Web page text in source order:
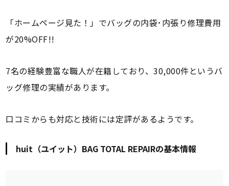
「ホームページ見た！」でバッグの内袋･内張り修理費用
が20%OFF!!
7名の経験豊富な職人が在籍しており、30,000件というバ
ッグ修理の実績があります。
口コミからも対応と技術には定評があるようです。
huit（ユイット）BAG TOTAL REPAIRの基本情報